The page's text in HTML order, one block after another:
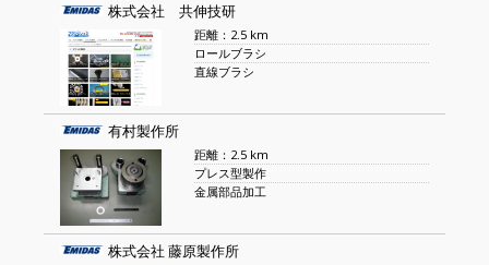
株式会社 共伸技研
距離：2.5 km
ロールブラシ
直線ブラシ
有村製作所
距離：2.5 km
プレス型製作
金属部品加工
株式会社 藤原製作所